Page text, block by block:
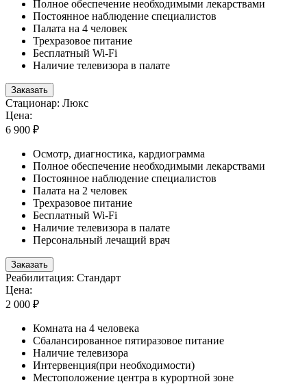
Полное обеспечение необходимыми лекарствами
Постоянное наблюдение специалистов
Палата на 4 человек
Трехразовое питание
Бесплатный Wi-Fi
Наличие телевизора в палате
Заказать
Стационар: Люкс
Цена:
6 900 ₽
Осмотр, диагностика, кардиограмма
Полное обеспечение необходимыми лекарствами
Постоянное наблюдение специалистов
Палата на 2 человек
Трехразовое питание
Бесплатный Wi-Fi
Наличие телевизора в палате
Персональный лечащий врач
Заказать
Реабилитация: Стандарт
Цена:
2 000 ₽
Комната на 4 человека
Сбалансированное пятиразовое питание
Наличие телевизора
Интервенция(при необходимости)
Местоположение центра в курортной зоне